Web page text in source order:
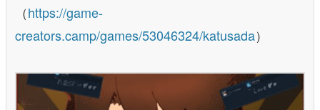
（https://game-
creators.camp/games/53046324/katusada）